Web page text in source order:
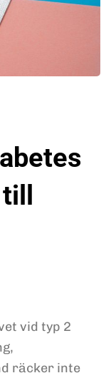
vid typ 2
räcker inte